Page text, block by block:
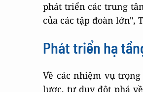
phát triển các trung
của các tập đoàn lớn",
Phát triển hạ
Về các nhiệm vụ
lược, tư duy đột phá